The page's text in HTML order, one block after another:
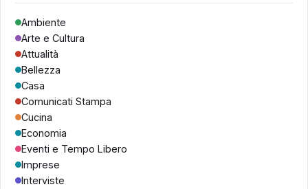
Ambiente
Arte e Cultura
Attualità
Bellezza
Casa
Comunicati Stampa
Cucina
Economia
Eventi e Tempo Libero
Imprese
Interviste